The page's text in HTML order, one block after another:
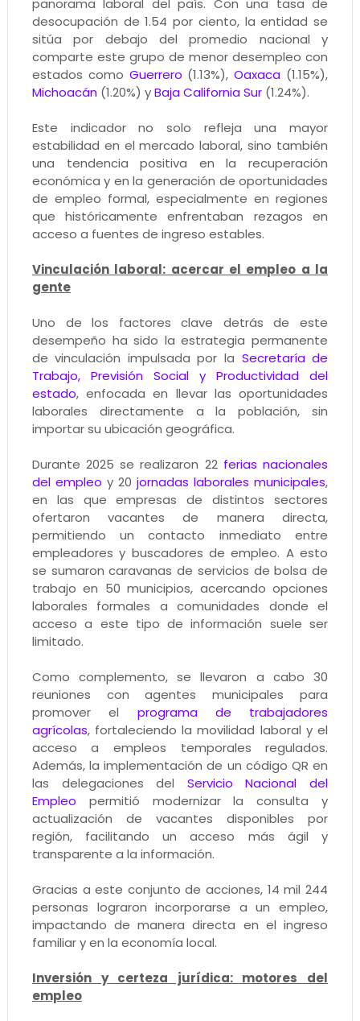
panorama laboral del país. Con una tasa de
desocupación de 1.54 por ciento, la entidad se
sitúa por debajo del promedio nacional y
comparte este grupo de menor desempleo con
estados como Guerrero (1.13%),Oaxaca (1.15%),
Michoacán(1.20%) yBaja California Sur(1.24%).
Este indicador no solo refleja una mayor
estabilidad en el mercado laboral, sino también
una tendencia positiva en la recuperación
económica y en la generación de oportunidades
de empleo formal, especialmente en regiones
que históricamente enfrentaban rezagos en
acceso a fuentes de ingreso estables.
Vinculación laboral: acercar el empleo a la
gente
Uno de los factores clave detrás de este
desempeño ha sido la estrategia permanente
de vinculación impulsada por la Secretaría de
Trabajo, Previsión Social y Productividad del
estado, enfocada en llevar las oportunidades
laborales directamente a la población, sin
importar su ubicación geográfica.
Durante 2025 se realizaron 22 ferias nacionales
del empleo y 20jornadas laborales municipales,
en las que empresas de distintos sectores
ofertaron vacantes de manera directa,
permitiendo un contacto inmediato entre
empleadores y buscadores de empleo. A esto
se sumaron caravanas de servicios de bolsa de
trabajo en 50 municipios, acercando opciones
laborales formales a comunidades donde el
acceso a este tipo de información suele ser
limitado.
Como complemento, se llevaron a cabo 30
reuniones con agentes municipales para
promover el programa de trabajadores
agrícolas, fortaleciendo la movilidad laboral y el
acceso a empleos temporales regulados.
Además, la implementación de un código QR en
las delegaciones del Servicio Nacional del
Empleo permitió modernizar la consulta y
actualización de vacantes disponibles por
región, facilitando un acceso más ágil y
transparente a la información.
Gracias a este conjunto de acciones, 14 mil 244
personas lograron incorporarse a un empleo,
impactando de manera directa en el ingreso
familiar y en la economía local.
Inversión y certeza jurídica: motores del
empleo